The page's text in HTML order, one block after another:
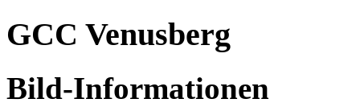
GCC Venusberg
Bild-Informationen